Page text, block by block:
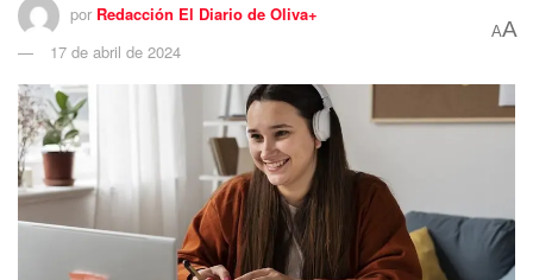
por Redacción El Diario de Oliva+
17 de abril de 2024
AA